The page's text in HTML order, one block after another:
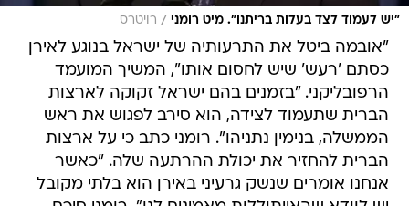
"יש לעמוד לצד בעלות בריתנו". מיט רומני / רויטרס
"אובמה ביטל את התרעותיה של ישראל בנוגע לאירן
כסתם 'רעש' שיש לחסום אותו", המשיך המועמד
הרפובליקני. "בזמנים בהם ישראל זקוקה לארצות
הברית שתעמוד לצידה, הוא סירב לפגוש את ראש
הממשלה, בנימין נתניהו". רומני כתב כי על ארצות
הברית להחזיר את יכולת ההרתעה שלה. "כאשר
אנחנו אומרים שנשק גרעיני באירן הוא בלתי מקובל 